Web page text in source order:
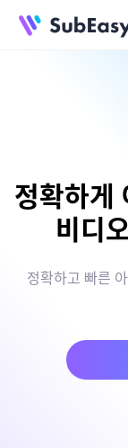
정확하게
비디
정확하고 빠른